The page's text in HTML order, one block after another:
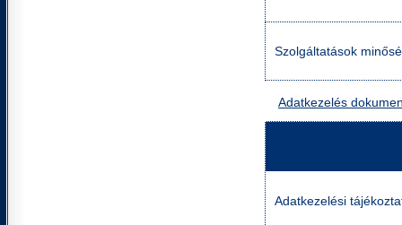
Szolgáltatások
Adatkezelés
Adatkezelési